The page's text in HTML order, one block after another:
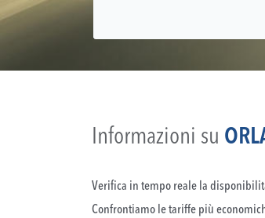
Informazioni su
Verifica in tempo reale la
Confrontiamo le tariffe più